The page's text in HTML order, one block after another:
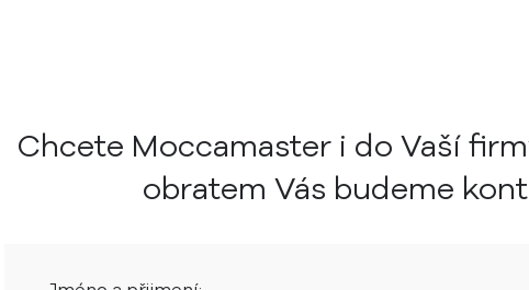
Chcete Moccamaster i do Vaší
obratem Vás budeme